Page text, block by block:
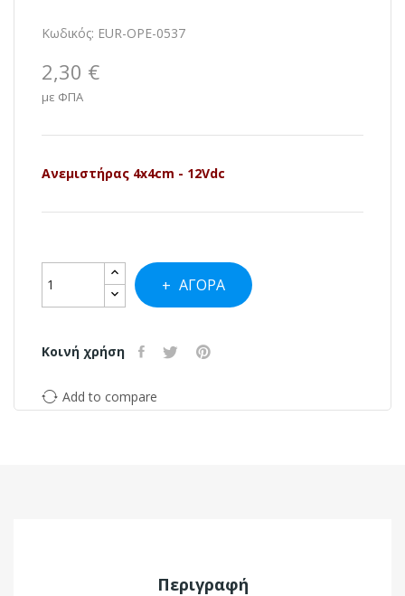
Κωδικός: EUR-OPE-0537
2,30 €
με ΦΠΑ
Ανεμιστήρας 4x4cm - 12Vdc
ΑΓΟΡΆ
Κοινή χρήση
Add to compare
Περιγραφή